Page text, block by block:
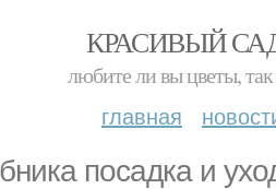
КРАСИВЫЙ
любите ли вы цветы,
главная
посадка и